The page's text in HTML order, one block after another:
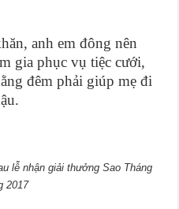
anh em đông nên
gia phục vụ tiệc cưới,
đêm phải giúp mẹ đi
lễ nhận giải thưởng Sao Tháng
2017